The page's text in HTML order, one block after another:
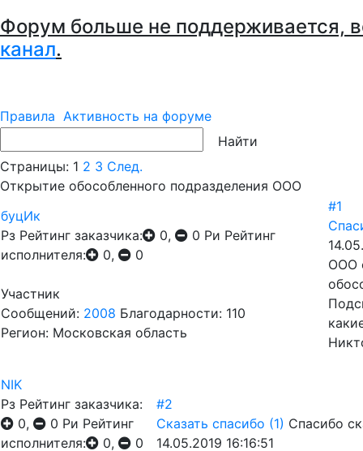
Форум больше не поддерживается,
канал.
Правила Активность на форуме
Страницы: 1 2 3 След.
Открытие обособленного подразделения ООО
буцИк
Рз Рейтинг заказчика: 0, 0 Ри Рейтинг
исполнителя:
0, 0
Участник
Сообщений: 2008 Благодарности: 110
Регион: Московская область
#1
ООО
NIK
Рз Рейтинг заказчика:
0,
0 Ри Рейтинг
исполнителя:
0, 0
#2
Сказать спасибо (1) Спасибо
14.05.2019 16:16:51